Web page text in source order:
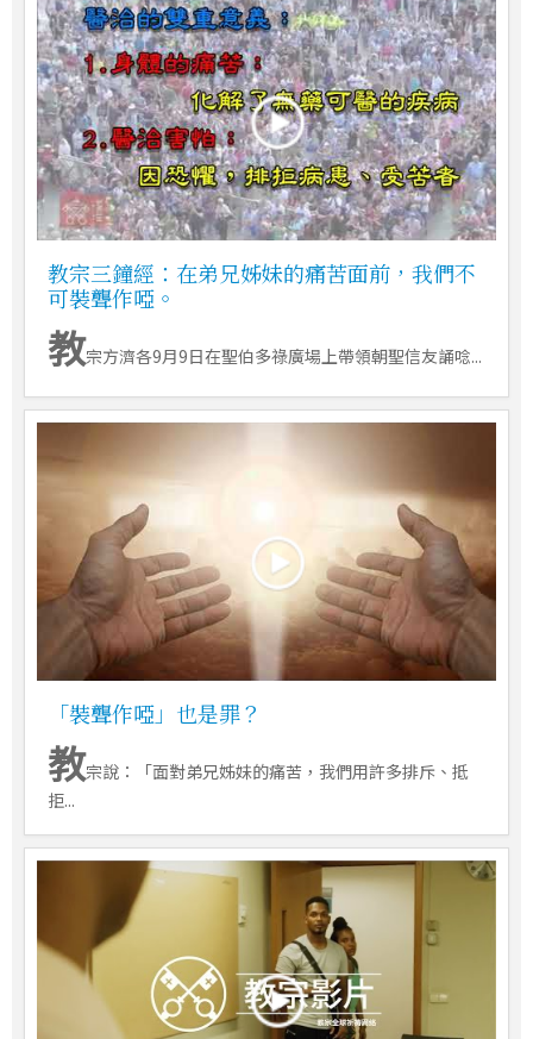
教宗三鐘經：在弟兄姊妹的痛苦面前，我們不
可裝聾作啞。
教宗方濟各9月9日在聖伯多祿廣場上帶領朝聖信友誦唸...
「裝聾作啞」也是罪？
教宗說：「面對弟兄姊妹的痛苦，我們用許多排斥、抵
拒...